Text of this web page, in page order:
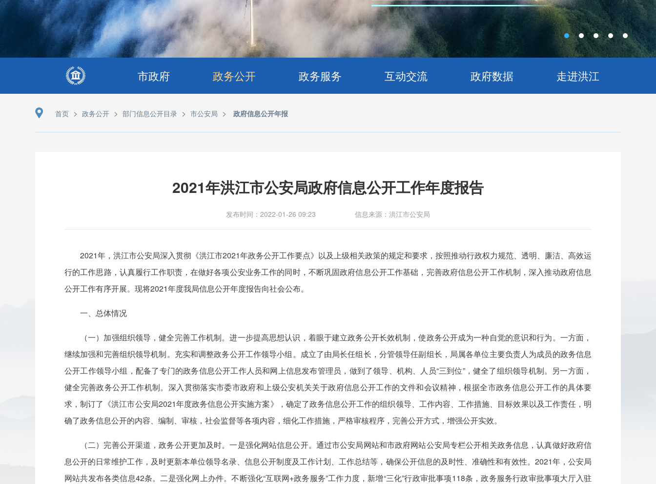
市政府 政务公开 政务服务 互动交流 政府数据 走进洪江
首页 > 政务公开 > 部门信息公开目录 > 市公安局 > 政府信息公开年报
2021年洪江市公安局政府信息公开工作年度报告
发布时间：2022-01-26 09:23 信息来源：洪江市公安局
2021年，洪江市公安局深入贯彻《洪江市2021年政务公开工作要点》以及上级相关政策的规定和要求，按照推动行政权力规范、透明、廉洁、高效运
行的工作思路，认真履行工作职责，在做好各项公安业务工作的同时，不断巩固政府信息公开工作基础，完善政府信息公开工作机制，深入推动政府信息
公开工作有序开展。现将2021年度我局信息公开年度报告向社会公布。
一、总体情况
（一）加强组织领导，健全完善工作机制。进一步提高思想认识，着眼于建立政务公开长效机制，使政务公开成为一种自觉的意识和行为。一方面，
继续加强和完善组织领导机制。充实和调整政务公开工作领导小组。成立了由局长任组长，分管领导任副组长，局属各单位主要负责人为成员的政务信息
公开工作领导小组，配备了专门的政务信息公开工作人员和网上信息发布管理员，做到了领导、机构、人员“三到位”，健全了组织领导机制。另一方面，
健全完善政务公开工作机制。深入贯彻落实市委市政府和上级公安机关关于政府信息公开工作的文件和会议精神，根据全市政务信息公开工作的具体要
求，制订了《洪江市公安局2021年度政务信息公开实施方案》，确定了政务信息公开工作的组织领导、工作内容、工作措施、目标效果以及工作责任，明
确了政务信息公开的内容、编制、审核，社会监督等各项内容，细化工作措施，严格审核程序，完善公开方式，增强公开实效。
（二）完善公开渠道，政务公开更加及时。一是强化网站信息公开。通过市公安局网站和市政府网站公安局专栏公开相关政务信息，认真做好政府信
息公开的日常维护工作，及时更新本单位领导名录、信息公开制度及工作计划、工作总结等，确保公开信息的及时性、准确性和有效性。2021年，公安局
网站共发布各类信息42条。二是强化网上办件。不断强化“互联网+政务服务”工作力度，新增“三化”行政审批事项118条，政务服务行政审批事项大厅入驻